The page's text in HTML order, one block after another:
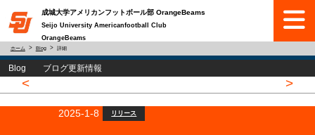
成城大学アメリカンフットボール部 OrangeBeams
Seijo University Americanfootball Club
OrangeBeams
ホーム Blog 詳細
Blog ブログ更新情報
< >
2025-1-8 リリース